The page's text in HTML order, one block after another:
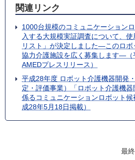
関連リンク
1000台規模のコミュニケーション
入する大規模実証調査について、
リスト」が決定しました―このロボ
協力介護施設を広く募集します―（
AMEDプレスリリース）
平成28年度 ロボット介護機器開発
定・評価事業）「ロボット介護機
係るコミュニケーションロボット
成28年5月18日掲載）
最